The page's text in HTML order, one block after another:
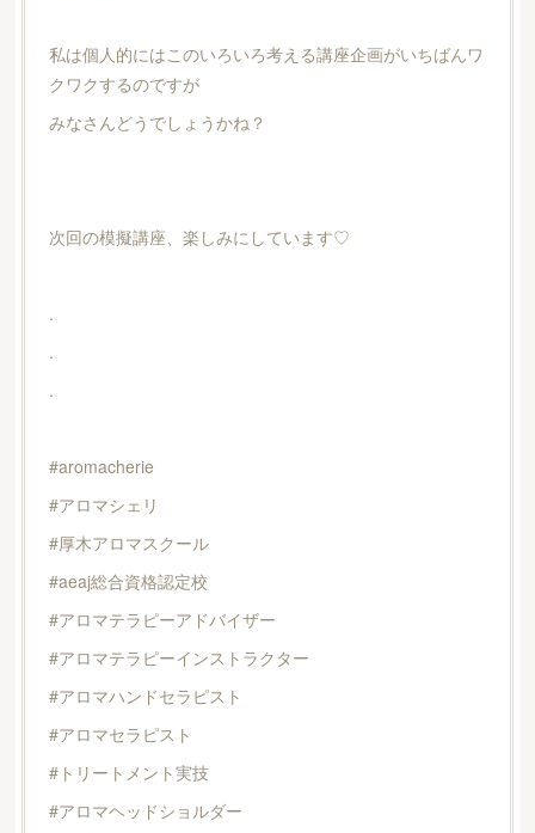
私は個人的にはこのいろいろ考える講座企画がいちばんワ
クワクするのですが
みなさんどうでしょうかね？
次回の模擬講座、楽しみにしています♡
.
.
.
#aromacherie
#アロマシェリ
#厚木アロマスクール
#aeaj総合資格認定校
#アロマテラピーアドバイザー
#アロマテラピーインストラクター
#アロマハンドセラピスト
#アロマセラピスト
#トリートメント実技
#アロマヘッドショルダー